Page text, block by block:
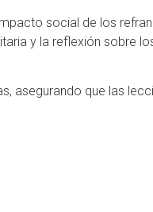
social de los
y la reflexión sobre
asegurando que las